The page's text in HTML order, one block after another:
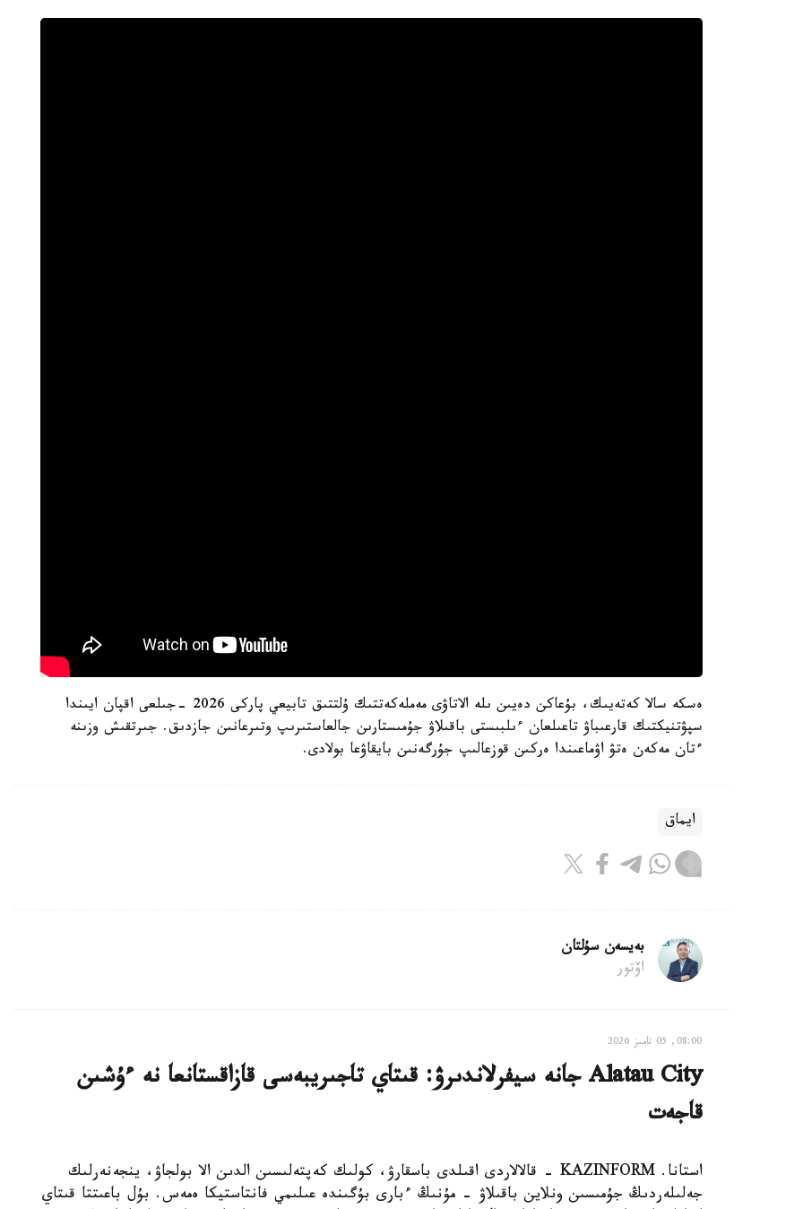
ەسكە سالا كەتەيىك، بۇعاكن دەيىن ىلە الاتاۋى مەملەكەتتىك ۇلتتىق تابيعي پاركى 2026 -جىلعى اقپان ايىندا
سپۋتنيكتىك قارعىباۋ تاعىلعان ءىلبىستى باقىلاۋ جۇمىستارىن جالعاستىرىپ وتىرعانىن جازدىق. جىرتقىش وزىنە
ءتان مەكەن ەتۋ اۋماعىندا ەركىن قوزعالىپ جۇرگەنىن بايقاۋعا بولادى.
ايماق
بەيسەن سۇلتان
اۆتور
08:00, 05 تامىز 2026
Alatau City جانە سيفرلاندىرۋ: قىتاي تاجىريبەسى قازاقستانعا نە ءۇشىن
قاجەت
استانا. KAZINFORM - قالالاردى اقىلدى باسقارۋ، كولىك كەپتەلىسىن الدىن الا بولجاۋ، ينجەنەرلىك
جەلىلەردىڭ جۇمىسىن ونلاين باقىلاۋ - مۇنىڭ ءبارى بۇگىندە عىلىمي فانتاستيكا ەمەس. بۇل باعىتتا قىتاي